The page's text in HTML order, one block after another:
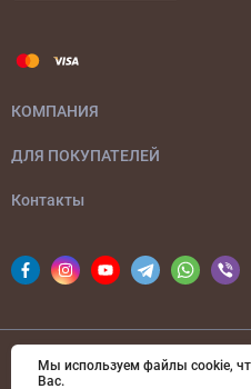
КОМПАНИЯ
ДЛЯ ПОКУПАТЕЛЕЙ
Контакты
© 2026 bags-ua.com
Мы используем файлы cookie,
Вас.